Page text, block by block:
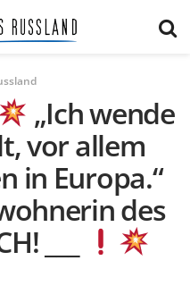
„Ich wende
vor allem
in Europa.“
des
___